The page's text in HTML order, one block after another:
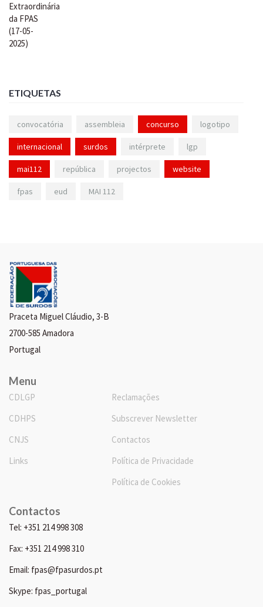
ETIQUETAS
convocatória assembleia concurso logotipo
internacional surdos intérprete lgp
mai112 república projectos website
fpas eud MAI 112
Praceta Miguel Cláudio, 3-B
2700-585 Amadora
Portugal
Menu
CDLGP
CDHPS
CNJS
Links
Reclamações
Subscrever Newsletter
Contactos
Política de Privacidade
Política de Cookies
Contactos
Tel: +351 214 998 308
Fax: +351 214 998 310
Email: fpas@fpasurdos.pt
Skype: fpas_portugal